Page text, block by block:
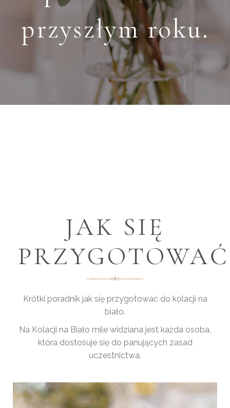
przyszłym roku.
JAK SIĘ
Krótki poradnik jak się przygotować do kolacji na
biało.
Na Kolacji na Biało mile widziana jest każda osoba,
która dostosuje się do panujących zasad
uczestnictwa.